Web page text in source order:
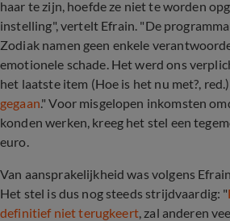
haar te zijn, hoefde ze niet te worden
instelling", vertelt Efrain. "De
Zodiak namen geen enkele
emotionele schade. Het werd ons
het laatste item (Hoe is het nu met?, red.)
gegaan." Voor misgelopen inkomsten
konden werken, kreeg het stel een
euro.
Van aansprakelijkheid was volgens
Het stel is dus nog steeds strijdvaardig: "
definitief niet terugkeert, zal anderen